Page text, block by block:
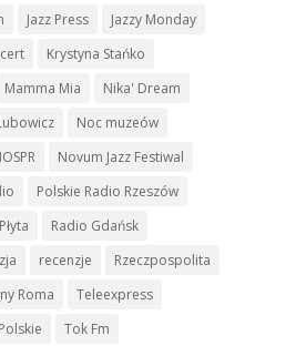
Jazz Press
Jazzy Monday
Krystyna Stańko
Mamma Mia
Nika' Dream
Noc muzeów
Novum Jazz Festiwal
Polskie Radio Rzeszów
Płyta
Radio Gdańsk
recenzje
Rzeczpospolita
Roma
Teleexpress
Tok Fm